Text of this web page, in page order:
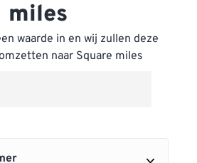
miles
waarde in en wij zullen deze
naar Square miles